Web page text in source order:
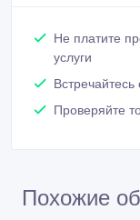
Не платите
услуги
Проверяйте
Похожие